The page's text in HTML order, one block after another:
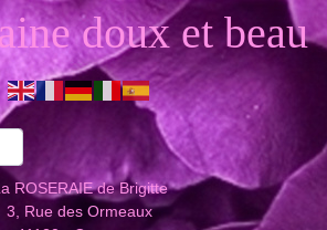
doux et beau
ROSERAIE de Brigitte
3, Rue des Ormeaux